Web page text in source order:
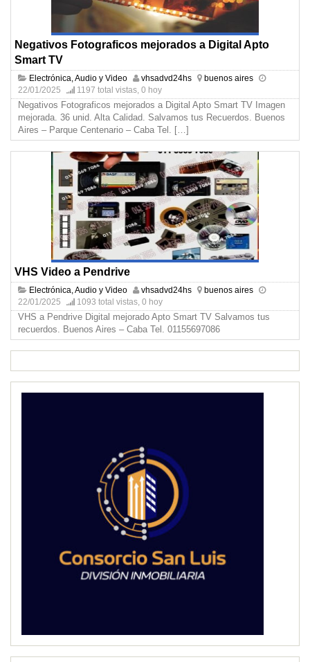
Negativos Fotograficos mejorados a Digital Apto
Smart TV
Electrónica, Audio y Video vhsadvd24hs
buenos aires
22/01/2025
1197 total vistas, 0 hoy
Negativos Fotograficos mejorados a Digital Apto Smart TV Imagen
mejorada. 36 unid. Alta Calidad. Salvamos tus Recuerdos. Buenos
Aires – Parque Centenario – Caba Tel. […]
VHS Video a Pendrive
Electrónica, Audio y Video vhsadvd24hs
buenos aires
22/01/2025
1093 total vistas, 0 hoy
VHS a Pendrive Digital mejorado Apto Smart TV Salvamos tus
recuerdos. Buenos Aires – Caba Tel. 01155697086